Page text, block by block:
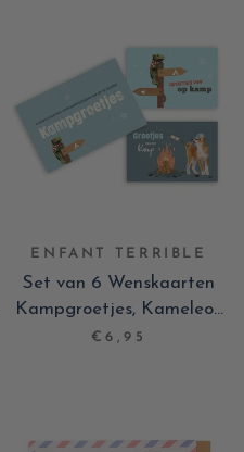
ENFANT TERRIBLE
Set van 6 Wenskaarten
Kampgroetjes, Kameleon
& Shibu Inu
€6,95